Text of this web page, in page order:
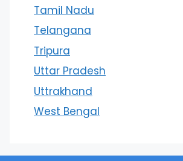
Tamil Nadu
Telangana
Tripura
Uttar Pradesh
Uttrakhand
West Bengal